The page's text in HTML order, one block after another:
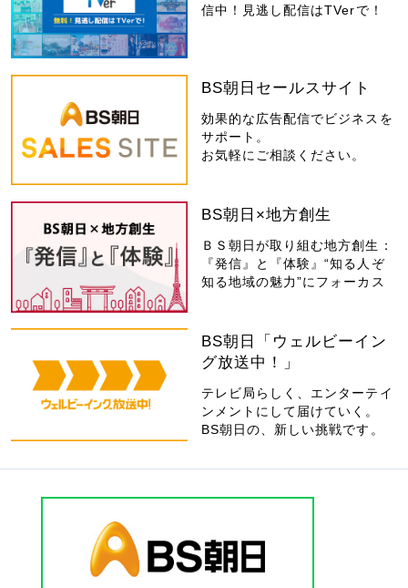
信中！見逃し配信はTVerで！
BS朝日セールスサイト
効果的な広告配信でビジネスを
サポート。
お気軽にご相談ください。
BS朝日×地方創生
ＢＳ朝日が取り組む地方創生：
『発信』と『体験』“知る人ぞ
知る地域の魅力”にフォーカス
BS朝日「ウェルビーイン
グ放送中！」
テレビ局らしく、エンターテイ
ンメントにして届けていく。
BS朝日の、新しい挑戦です。